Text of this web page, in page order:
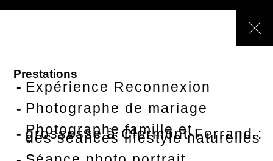
Prestations
Expérience Reconnexion
Photographe de mariage
Photographe famille et
grossesse à Clermont-Ferrand :
des séances lifestyle naturelles